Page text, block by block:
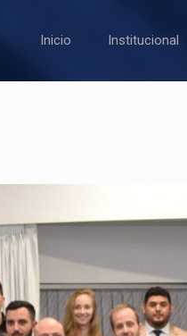
Inicio Institucional